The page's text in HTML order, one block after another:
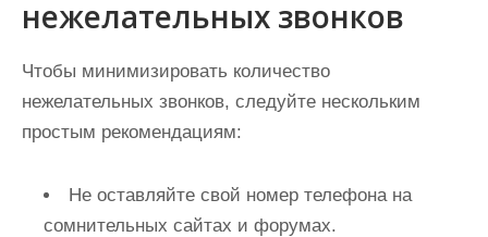
нежелательных звонков
Чтобы минимизировать количество
нежелательных звонков, следуйте нескольким
простым рекомендациям:
Не оставляйте свой номер телефона на
сомнительных сайтах и форумах.